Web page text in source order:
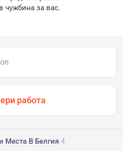
чужбина за вас.
Места В Белгия 4